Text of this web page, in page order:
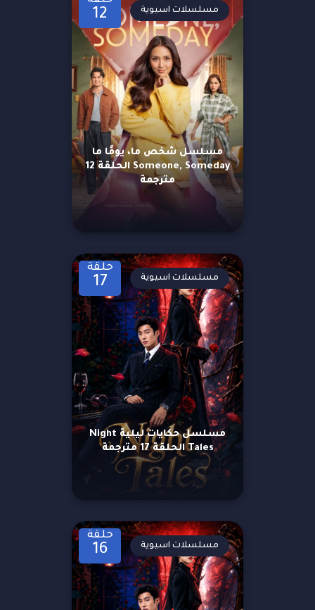
12
مسلسل شخص ما، يومًا ما
Someone, Someday الحلقة 12
مترجمة
مسلسلات اسيوية
حلقة
17
مسلسل حكايات ليلية Night
Tales الحلقة 17 مترجمة
مسلسلات اسيوية
حلقة
16 مسلسلات اسيوية